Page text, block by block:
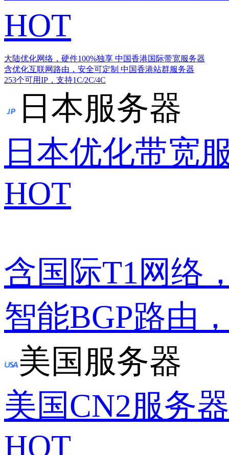
HOT
大陆优化网络，硬件100%独享 中国香港国际带宽服务器
含优化互联网路由，安全可定制 中国香港站群服务器
253个可用IP，支持1C/2C/4C
日本服务器
日本优化带宽
HOT
含国际T1网络
智能BGP路由
美国服务器
美国CN2服务器
HOT